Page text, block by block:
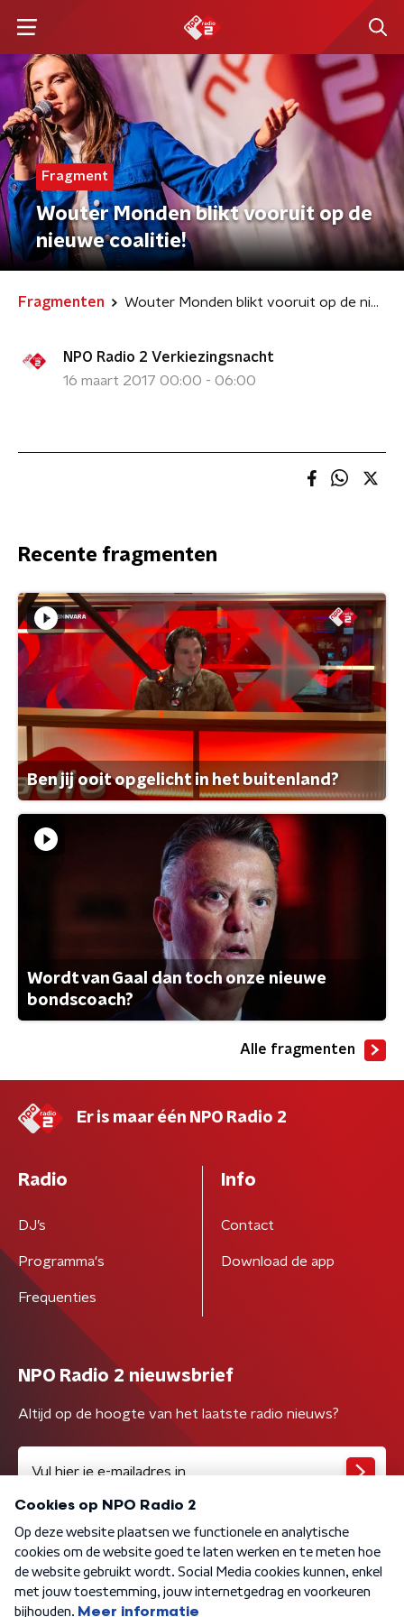
Fragment
Wouter Monden blikt vooruit op de
nieuwe coalitie!
Fragmenten Wouter Monden blikt vooruit op de nieuwe coalitie!
NPO Radio 2 Verkiezingsnacht
16 maart 2017 00:00 - 06:00
Recente fragmenten
Ben jij ooit opgelicht in het buitenland?
Wordt van Gaal dan toch onze nieuwe
bondscoach?
Alle fragmenten
Er is maar één NPO Radio 2
Radio
DJ’s
Programma's
Frequenties
Info
Contact
Download de app
NPO Radio 2 nieuwsbrief
Altijd op de hoogte van het laatste radio nieuws?
Algemene voorwaarden